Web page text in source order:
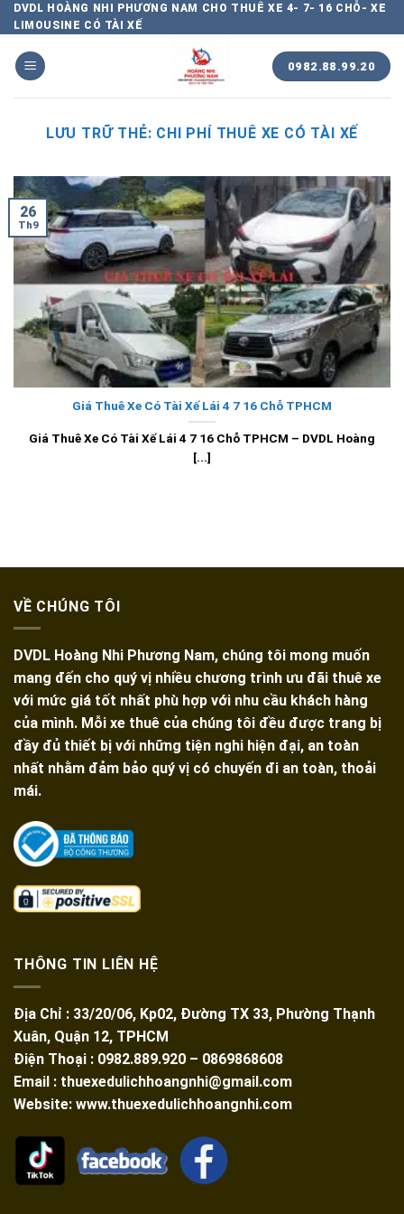
Chuyển
đến
nội
dung
DVDL HOÀNG NHI PHƯƠNG NAM CHO THUÊ XE 4- 7- 16 CHỖ- XE
LIMOUSINE CÓ TÀI XẾ
0982.88.99.20
LƯU TRỮ THẺ: CHI PHÍ THUÊ XE CÓ TÀI XẾ
Giá Thuê Xe Có Tài Xế Lái 4 7 16 Chỗ TPHCM
Giá Thuê Xe Có Tài Xế Lái 4 7 16 Chỗ TPHCM – DVDL Hoàng
[...]
26
Th9
VỀ CHÚNG TÔI
DVDL Hoàng Nhi Phương Nam, chúng tôi mong muốn
mang đến cho quý vị nhiều chương trình ưu đãi thuê xe
với mức giá tốt nhất phù hợp với nhu cầu khách hàng
của mình. Mỗi xe thuê của chúng tôi đều được trang bị
đầy đủ thiết bị với những tiện nghi hiện đại, an toàn
nhất nhằm đảm bảo quý vị có chuyến đi an toàn, thoải
mái.
THÔNG TIN LIÊN HỆ
Địa Chỉ : 33/20/06, Kp02, Đường TX 33, Phường Thạnh
Xuân, Quận 12, TPHCM
Điện Thoại : 0982.889.920 – 0869868608
Email : thuexedulichhoangnhi@gmail.com
Website: www.thuexedulichhoangnhi.com